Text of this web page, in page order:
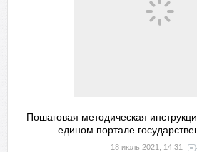
Пошаговая методическая
едином портале
18 июль 2021, 14:31